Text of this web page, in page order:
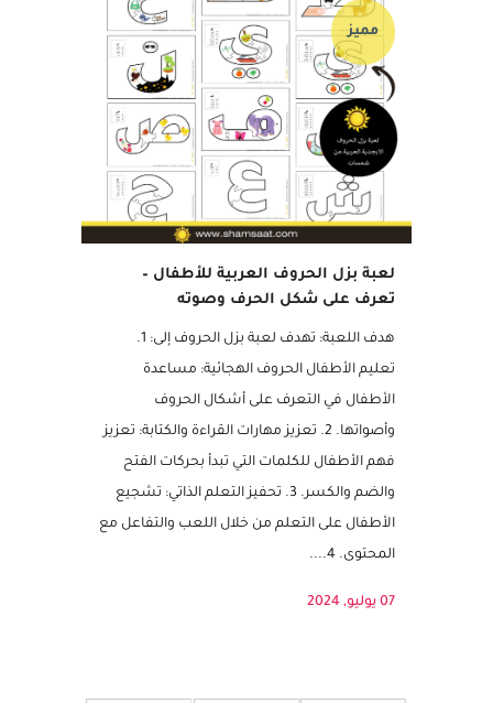
لعبة بزل الحروف العربية للأطفال –
تعرف على شكل الحرف وصوته
مميز
تعليم الأطفال الحروف الهجائية: مساعدة
الأطفال في التعرف على أشكال الحروف
وأصواتها. 2. تعزيز مهارات القراءة والكتابة: تعزيز
فهم الأطفال للكلمات التي تبدأ بحركات الفتح
الأطفال على التعلم من خلال اللعب والتفاعل مع